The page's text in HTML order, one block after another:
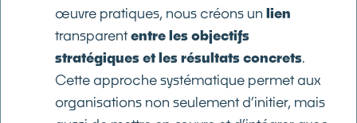
œuvre pratiques, nous créons un lien
transparententre les objectifs
stratégiques et les résultats concrets.
Cette approche systématique permet aux
organisations non seulement d’initier, mais